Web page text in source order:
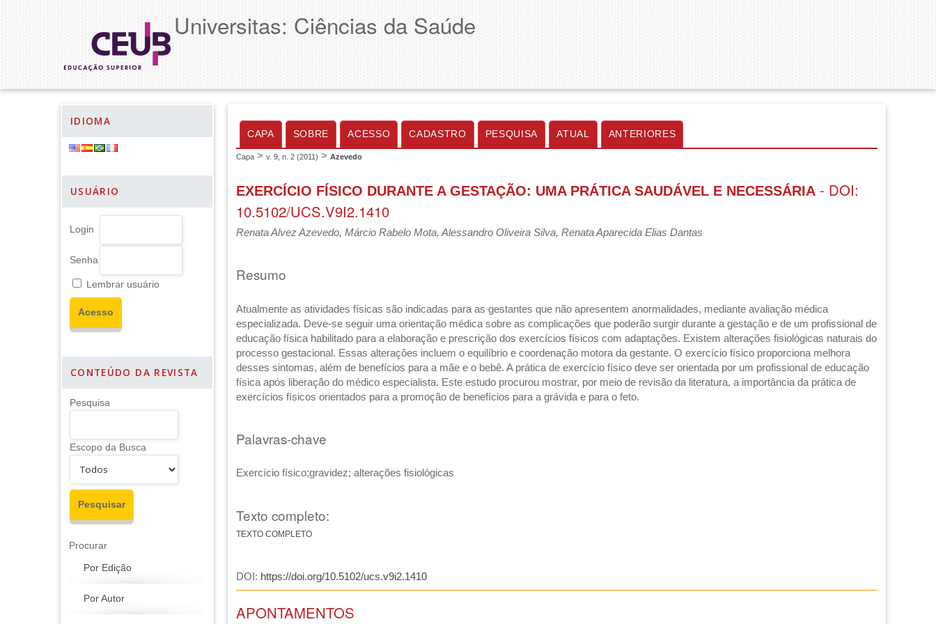
Universitas: Ciências da Saúde
IDIOMA
USUÁRIO
Login
Senha
Lembrar usuário
CONTEÚDO DA REVISTA
Pesquisa
Escopo da Busca
Procurar
Por Edição
Por Autor
CAPA SOBRE ACESSO CADASTRO PESQUISA ATUAL ANTERIORES
Capa > v. 9, n. 2 (2011) > Azevedo
EXERCÍCIO FÍSICO DURANTE A GESTAÇÃO: UMA PRÁTICA SAUDÁVEL E NECESSÁRIA - DOI:
10.5102/UCS.V9I2.1410
Renata Alvez Azevedo, Márcio Rabelo Mota, Alessandro Oliveira Silva, Renata Aparecida Elias Dantas
Resumo
Atualmente as atividades físicas são indicadas para as gestantes que não apresentem anormalidades, mediante avaliação médica
especializada. Deve-se seguir uma orientação médica sobre as complicações que poderão surgir durante a gestação e de um profissional de
educação física habilitado para a elaboração e prescrição dos exercícios físicos com adaptações. Existem alterações fisiológicas naturais do
processo gestacional. Essas alterações incluem o equilíbrio e coordenação motora da gestante. O exercício físico proporciona melhora
desses sintomas, além de benefícios para a mãe e o bebê. A prática de exercício físico deve ser orientada por um profissional de educação
física após liberação do médico especialista. Este estudo procurou mostrar, por meio de revisão da literatura, a importância da prática de
exercícios físicos orientados para a promoção de benefícios para a grávida e para o feto.
Palavras-chave
Exercício físico;gravidez; alterações fisiológicas
Texto completo:
TEXTO COMPLETO
DOI: https://doi.org/10.5102/ucs.v9i2.1410
APONTAMENTOS